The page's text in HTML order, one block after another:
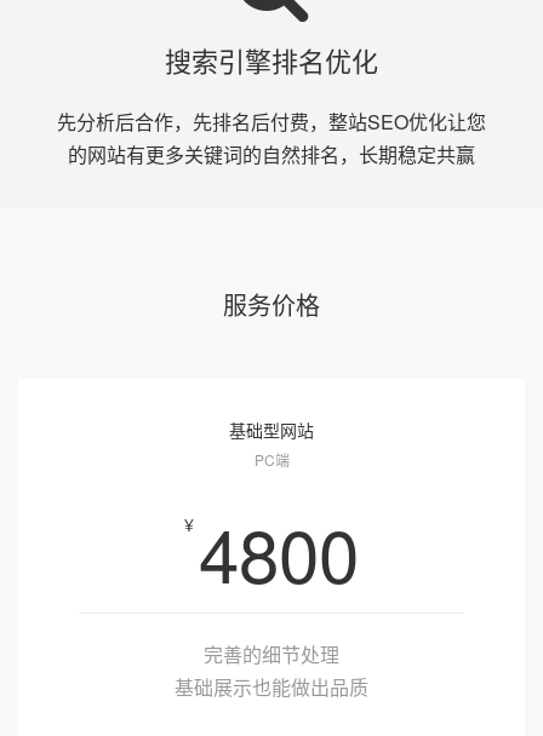
搜索引擎排名优化
先分析后合作，先排名后付费，整站SEO优化让您
的网站有更多关键词的自然排名，长期稳定共赢
服务价格
基础型网站
PC端
¥ 4800
完善的细节处理
基础展示也能做出品质